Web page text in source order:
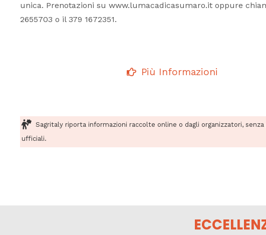
unica. Prenotazioni su www.lumacadicasumaro.it oppure
2655703 o il 379 1672351.
Più Informazioni
Sagritaly riporta informazioni raccolte online o dagli organizzatori,
ufficiali.